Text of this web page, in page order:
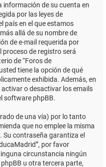
información de su cuenta en
por las leyes de
país en el que estamos
allá de su nombre de
de e-mail requerida por
proceso de registro será
de “Foros de
tiene la opción de qué
exhibida. Además, en
o desactivar los emails
software phpBB.
de una vía) por lo tanto
que no emplee la misma
Su contraseña garantiza el
por favor
circunstancia ningún
u otra tercera parte,